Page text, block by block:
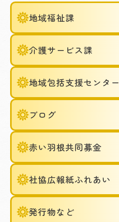
地域福祉課
介護サービス課
地域包括支援センター
ブログ
赤い羽根共同募金
社協広報紙ふれあい
発行物など